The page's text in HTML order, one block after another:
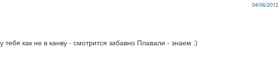
04/06/
тебя как не в канву - смотрится забавно Плавали - знаем :)